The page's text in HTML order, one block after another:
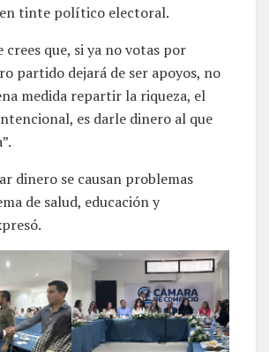
tinte político electoral.
crees que, si ya no votas por
partido dejará de ser apoyos, no
medida repartir la riqueza, el
es darle dinero al que
dinero se causan problemas
de salud, educación y